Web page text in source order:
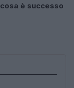
è successo